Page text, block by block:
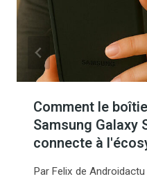
Comment le
Samsung Galaxy
connecte à
Par Felix de Androidactu